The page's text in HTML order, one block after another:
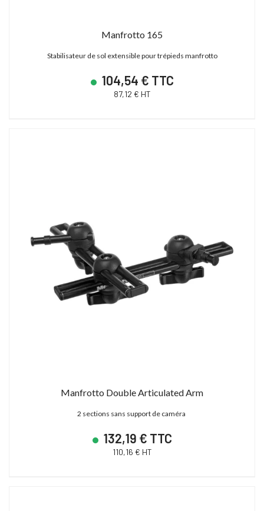
Manfrotto 165
Stabilisateur de sol extensible pour trépieds manfrotto
104,54 € TTC
87,12 € HT
Manfrotto Double Articulated Arm
2 sections sans support de caméra
132,19 € TTC
110,16 € HT